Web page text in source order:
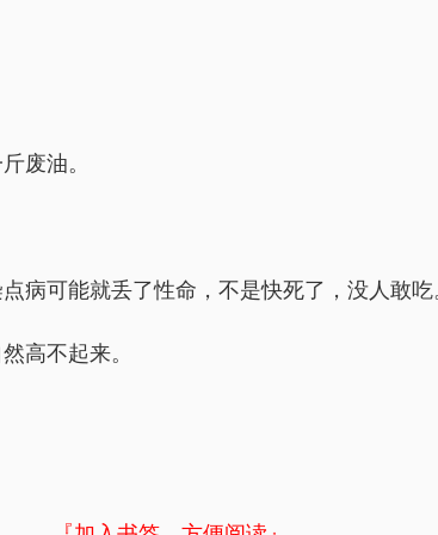
废油。
病可能就丢了性命，不是快死了，没人敢吃
高不起来。